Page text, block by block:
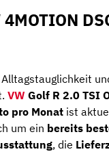
VW Golf R 2.0 TSI
pro Monat ist
um ein bereits
, die